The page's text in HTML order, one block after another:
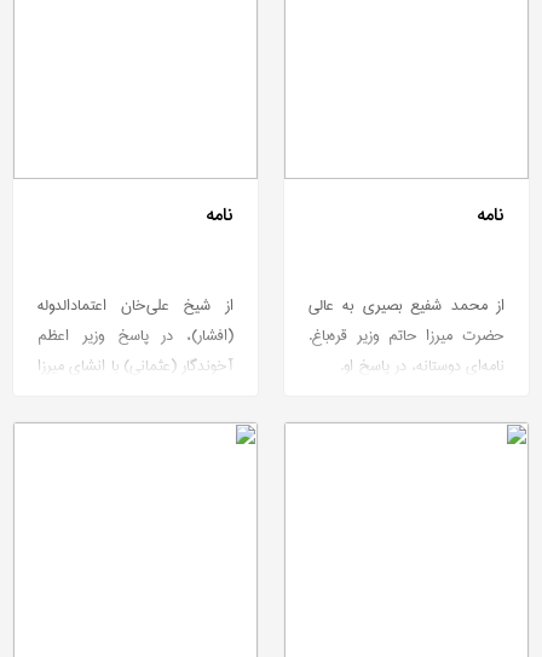
نامه
از محمد شفیع بصیری به عالی
حضرت میرزا حاتم وزیر قره‌باغ.
نامه‌ای دوستانه، در پاسخ او.
نامه
از شیخ علی‌خان اعتمادالدوله
(افشار)، در پاسخ وزیر اعظم
آخوندگار (عثمانی) با انشای میرزا